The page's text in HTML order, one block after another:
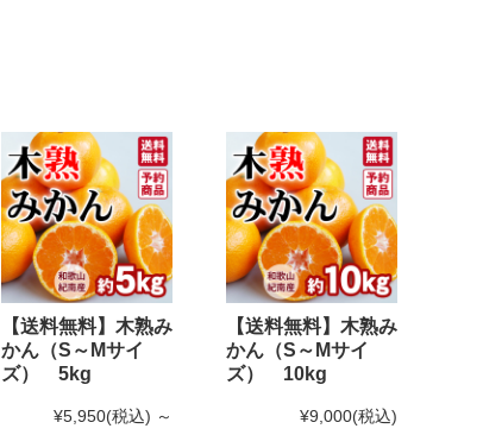
【送料無料】木熟み
かん（S～Mサイ
ズ） 5kg
¥5,950(税込) ～
【送料無料】木熟み
かん（S～Mサイ
ズ） 10kg
¥9,000(税込)